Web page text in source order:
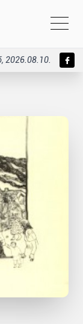
2026.08.10.